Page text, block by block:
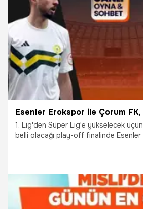
1. Lig'den Süper Lig'e yükselecek
belli olacağı play-off finalinde